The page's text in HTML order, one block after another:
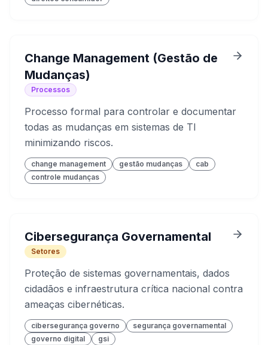
Change Management (Gestão de
Mudanças)
Processos
Processo formal para controlar e documentar
todas as mudanças em sistemas de TI
minimizando riscos.
change management gestão mudanças
cab
controle mudanças
Cibersegurança Governamental
Setores
Proteção de sistemas governamentais, dados
cidadãos e infraestrutura crítica nacional contra
ameaças cibernéticas.
cibersegurança governo
segurança governamental
governo digital
gsi